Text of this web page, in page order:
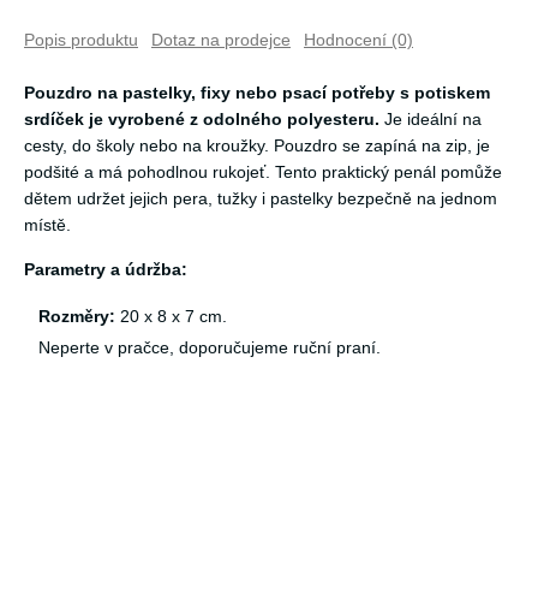
Popis produktu Dotaz na prodejce Hodnocení (0)
Pouzdro na pastelky, fixy nebo psací potřeby s potiskem
srdíček je vyrobené z odolného polyesteru. Je ideální na
cesty, do školy nebo na kroužky. Pouzdro se zapíná na zip, je
podšité a má pohodlnou rukojeť. Tento praktický penál pomůže
dětem udržet jejich pera, tužky i pastelky bezpečně na jednom
místě.
Parametry a údržba:
Rozměry: 20 x 8 x 7 cm.
Neperte v pračce, doporučujeme ruční praní.